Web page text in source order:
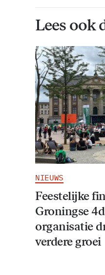
Lees ook
NIEUWS
Feestelijke
Groningse
organisatie
verdere groei